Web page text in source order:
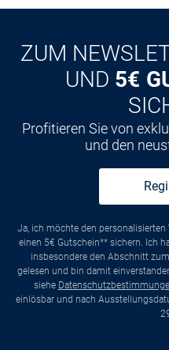
ZUM
UND 5€
Profitieren Sie von
und den
Ja, ich möchte den personalisierten
einen 5€ Gutschein** sichern. Ich
insbesondere den Abschnitt
gelesen und bin damit
siehe
einlösbar und nach